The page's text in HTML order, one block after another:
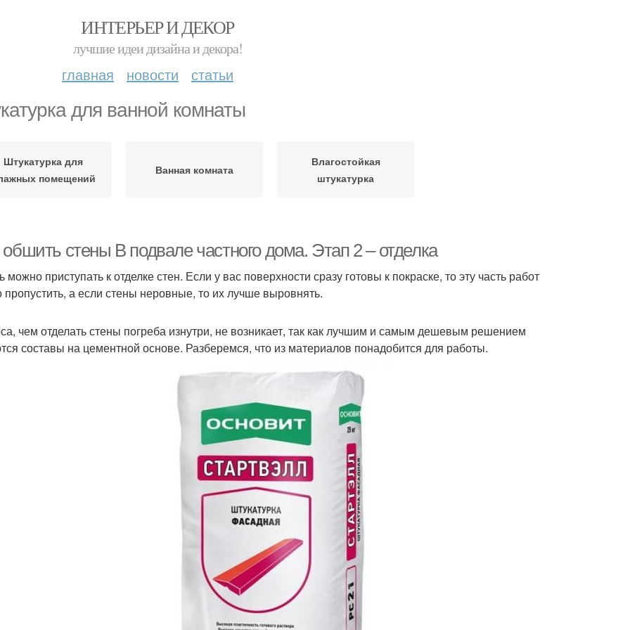
ИНТЕРЬЕР И ДЕКОР
лучшие идеи дизайна и декора!
главная новости статьи
для ванной комнаты
Штукатурка для
помещений
Ванная комната
Влагостойкая
штукатурка
стены В подвале частного дома. Этап 2 – отделка
можно приступать к отделке стен. Если у вас поверхности сразу готовы к покраске, то эту часть работ
а если стены неровные, то их лучше выровнять.
чем отделать стены погреба изнутри, не возникает, так как лучшим и самым дешевым решением
составы на цементной основе. Разберемся, что из материалов понадобится для работы.